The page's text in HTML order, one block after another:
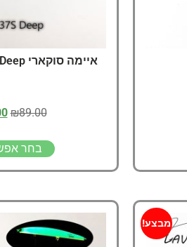
איימה סוקארי IMA Sukari 37S Deep
₪89.00
בחר
מבצע!